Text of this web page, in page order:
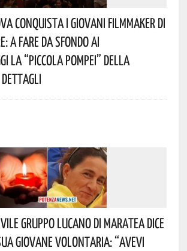
Conquista I Giovani Filmmaker Di
A Fare Da Sfondo Ai
La “Piccola Pompei” Della
Dettagli
Gruppo Lucano Di Maratea Dice
Giovane Volontaria: “avevi